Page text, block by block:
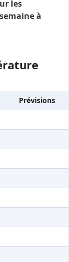
les
à
Prévisions